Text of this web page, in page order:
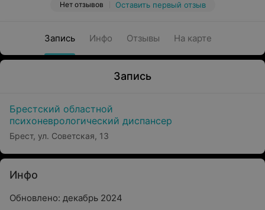
Нет отзывов Оставить первый отзыв
Запись Инфо Отзывы На карте
Запись
Брестский областной
психоневрологический диспансер
Брест, ул. Советская, 13
Инфо
Обновлено: декабрь 2024